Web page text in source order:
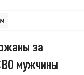
за
мужчины